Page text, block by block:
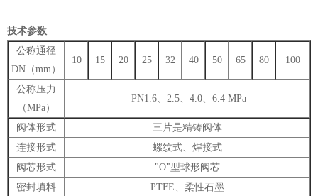
技术参数
公称通径
DN（mm）
10 15 20 25 32 40 50 65 80 100
公称压力
（MPa）
PN1.6、2.5、4.0、6.4 MPa
阀体形式
三片是精铸阀体
连接形式
螺纹式、焊接式
阀芯形式
"O"型球形阀芯
密封填料
PTFE、柔性石墨